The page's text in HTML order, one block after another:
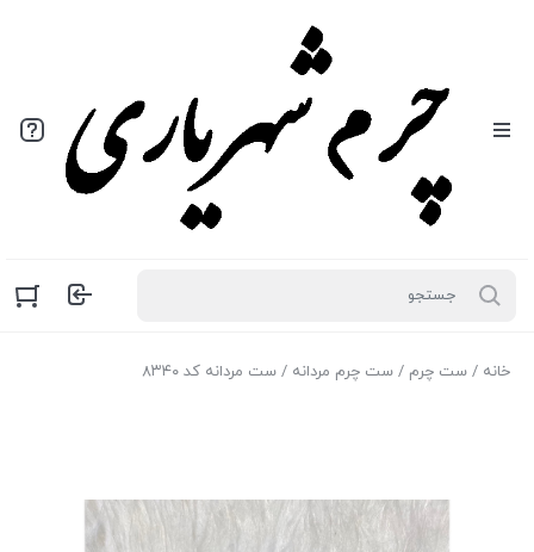
خانه / ست چرم / ست چرم مردانه / ست مردانه کد ۸۳۴۰